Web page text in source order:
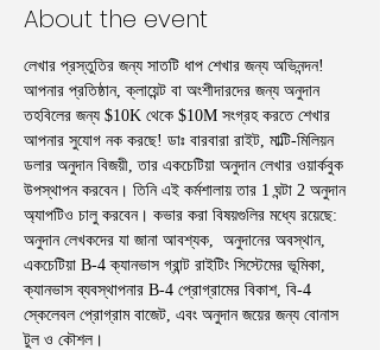
About the event
লেখার প্রস্তুতির জন্য সাতটি ধাপ শেখার জন্য অভিনন্দন!
আপনার প্রতিষ্ঠান, ক্লায়েন্ট বা অংশীদারদের জন্য অনুদান
তহবিলের জন্য $10K থেকে $10M সংগ্রহ করতে শেখার
আপনার সুযোগ নক করছে! ডাঃ বারবারা রাইট, মাল্টি-মিলিয়ন
ডলার অনুদান বিজয়ী, তার একচেটিয়া অনুদান লেখার ওয়ার্কবুক
উপস্থাপন করবেন। তিনি এই কর্মশালায় তার 1 ঘন্টা 2 অনুদান
অ্যাপটিও চালু করবেন। কভার করা বিষয়গুলির মধ্যে রয়েছে:
অনুদান লেখকদের যা জানা আবশ্যক,  অনুদানের অবস্থান,
একচেটিয়া B-4 ক্যানভাস গ্রান্ট রাইটিং সিস্টেমের ভূমিকা,
ক্যানভাস ব্যবস্থাপনার B-4 প্রোগ্রামের বিকাশ, বি-4
স্কেলেবল প্রোগ্রাম বাজেট, এবং অনুদান জয়ের জন্য বোনাস
টুল ও কৌশল।